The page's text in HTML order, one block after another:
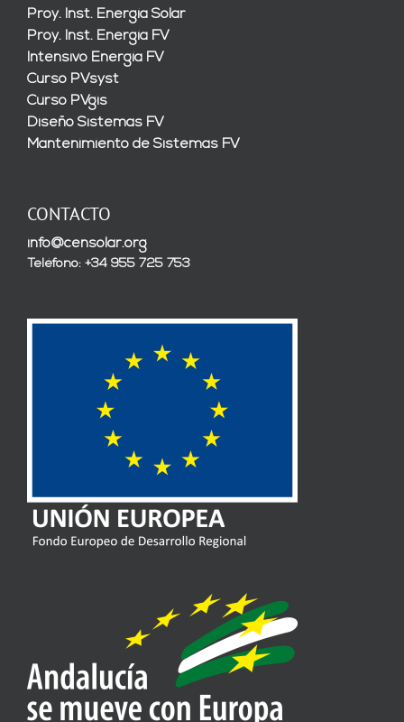
Proy. Inst. Energía Solar
Proy. Inst. Energía FV
Intensivo Energía FV
Curso PVsyst
Curso PVgis
Diseño Sistemas FV
Mantenimiento de Sistemas FV
CONTACTO
info@censolar.org
Teléfono: +34 955 725 753